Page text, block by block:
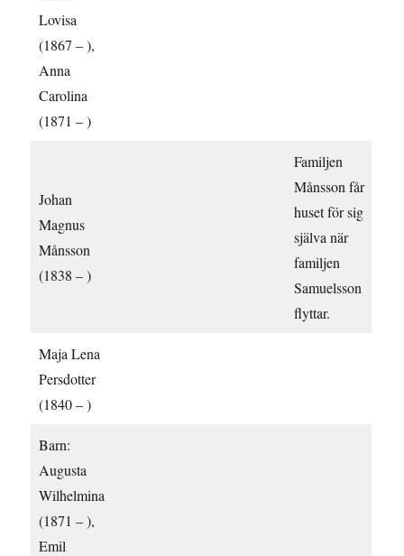
Lovisa
(1867 – ),
Anna
Carolina
(1871 – )
Johan
Magnus
Månsson
(1838 – )
Familjen
Månsson får
huset för sig
själva när
familjen
Samuelsson
flyttar.
Maja Lena
Persdotter
(1840 – )
Barn:
Augusta
Wilhelmina
(1871 – ),
Emil